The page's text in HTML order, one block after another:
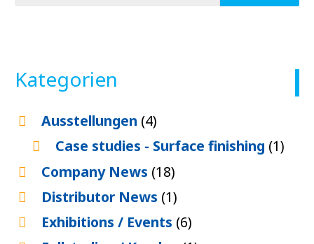
Kategorien
Ausstellungen (4)
Case studies - Surface finishing (1)
Company News (18)
Distributor News (1)
Exhibitions / Events (6)